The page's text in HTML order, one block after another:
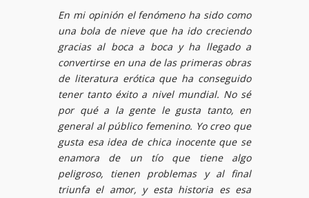
En mi opinión el fenómeno ha sido como
una bola de nieve que ha ido creciendo
gracias al boca a boca y ha llegado a
convertirse en una de las primeras obras
de literatura erótica que ha conseguido
tener tanto éxito a nivel mundial. No sé
por qué a la gente le gusta tanto, en
general al público femenino. Yo creo que
gusta esa idea de chica inocente que se
enamora de un tío que tiene algo
peligroso, tienen problemas y al final
triunfa el amor, y esta historia es esa